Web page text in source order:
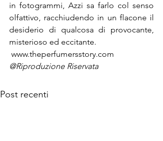
in fotogrammi, Azzi sa farlo col senso
olfattivo, racchiudendo in un flacone il
desiderio di qualcosa di provocante,
misterioso ed eccitante.
www.theperfumersstory.com
@Riproduzione Riservata
Post recenti